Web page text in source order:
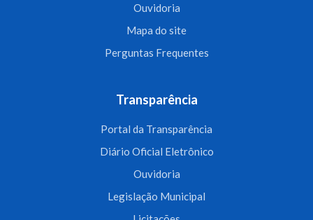
Ouvidoria
Mapa do site
Perguntas Frequentes
Transparência
Portal da Transparência
Diário Oficial Eletrônico
Ouvidoria
Legislação Municipal